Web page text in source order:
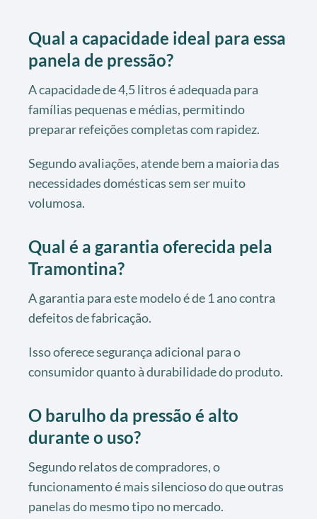
Qual a capacidade ideal para essa
panela de pressão?
A capacidade de 4,5 litros é adequada para
famílias pequenas e médias, permitindo
preparar refeições completas com rapidez.
Segundo avaliações, atende bem a maioria das
necessidades domésticas sem ser muito
volumosa.
Qual é a garantia oferecida pela
Tramontina?
A garantia para este modelo é de 1 ano contra
defeitos de fabricação.
Isso oferece segurança adicional para o
consumidor quanto à durabilidade do produto.
O barulho da pressão é alto
durante o uso?
Segundo relatos de compradores, o
funcionamento é mais silencioso do que outras
panelas do mesmo tipo no mercado.